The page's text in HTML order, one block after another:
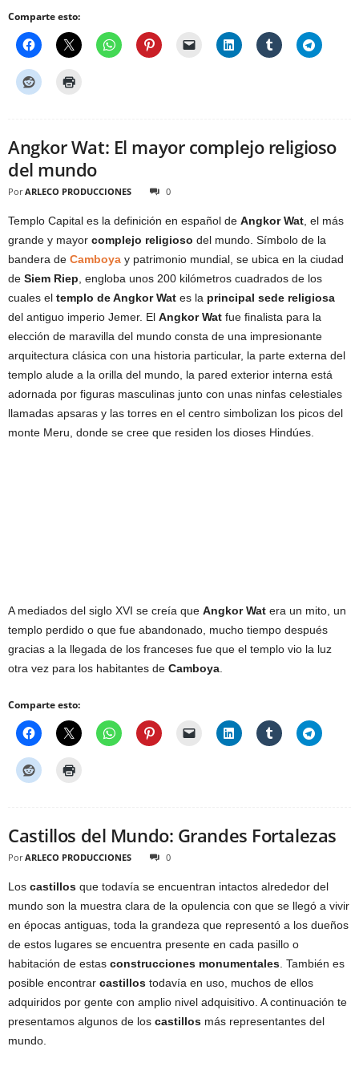
Comparte esto:
Angkor Wat: El mayor complejo religioso
del mundo
Por ARLECO PRODUCCIONES 0
Templo Capital es la definición en español de Angkor Wat, el más
grande y mayor complejo religioso del mundo. Símbolo de la
bandera de Camboya y patrimonio mundial, se ubica en la ciudad
de Siem Riep, engloba unos 200 kilómetros cuadrados de los
cuales el templo de Angkor Wat es la principal sede religiosa
del antiguo imperio Jemer. El Angkor Wat fue finalista para la
elección de maravilla del mundo consta de una impresionante
arquitectura clásica con una historia particular, la parte externa del
templo alude a la orilla del mundo, la pared exterior interna está
adornada por figuras masculinas junto con unas ninfas celestiales
llamadas apsaras y las torres en el centro simbolizan los picos del
monte Meru, donde se cree que residen los dioses Hindúes.
A mediados del siglo XVI se creía que Angkor Wat era un mito, un
templo perdido o que fue abandonado, mucho tiempo después
gracias a la llegada de los franceses fue que el templo vio la luz
otra vez para los habitantes de Camboya.
Comparte esto:
Castillos del Mundo: Grandes Fortalezas
Por ARLECO PRODUCCIONES 0
Los castillos que todavía se encuentran intactos alrededor del
mundo son la muestra clara de la opulencia con que se llegó a vivir
en épocas antiguas, toda la grandeza que representó a los dueños
de estos lugares se encuentra presente en cada pasillo o
habitación de estas construcciones monumentales. También es
posible encontrar castillos todavía en uso, muchos de ellos
adquiridos por gente con amplio nivel adquisitivo. A continuación te
presentamos algunos de los castillos más representantes del
mundo.